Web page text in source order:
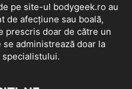
pe site-ul bodygeek.ro au
de afecțiune sau boală,
prescris doar de către un
administrează doar la
specialistului.